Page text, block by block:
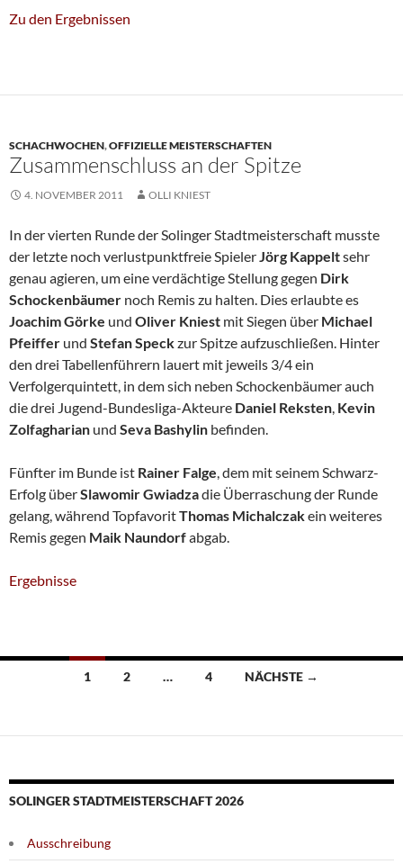
Zu den Ergebnissen
SCHACHWOCHEN,OFFIZIELLE MEISTERSCHAFTEN
Zusammenschluss an der Spitze
4. NOVEMBER 2011 OLLI KNIEST
In der vierten Runde der Solinger Stadtmeisterschaft musste
der letzte noch verlustpunktfreie SpielerJörg Kappeltsehr
genau agieren, um eine verdächtige Stellung gegen Dirk
Schockenbäumer noch Remis zu halten. Dies erlaubte es
Joachim Görke und Oliver Kniest mit Siegen über Michael
Pfeiffer und Stefan Speckzur Spitze aufzuschließen. Hinter
den drei Tabellenführern lauert mit jeweils 3/4 ein
Verfolgerquintett, in dem sich neben Schockenbäumer auch
die drei Jugend-Bundesliga-Akteure Daniel Reksten, Kevin
Zolfagharian und Seva Bashylin befinden.
Fünfter im Bunde ist Rainer Falge, dem mit seinem Schwarz-
Erfolg überSlawomir Gwiadzadie Überraschung der Runde
gelang, während TopfavoritThomas Michalczakein weiteres
Remis gegen Maik Naundorfabgab.
Ergebnisse
Beitragsnavigation
1 2 … 4 NÄCHSTE →
SOLINGER STADTMEISTERSCHAFT 2026
Ausschreibung